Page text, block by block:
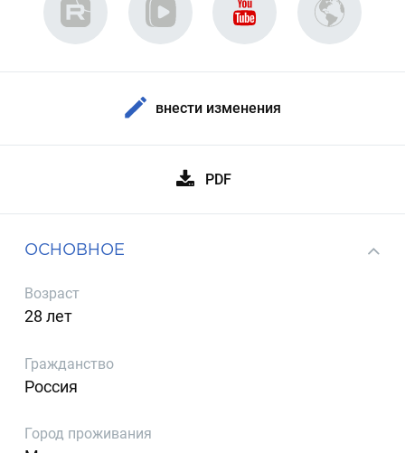
внести изменения
PDF
ОСНОВНОЕ
Возраст
28 лет
Гражданство
Россия
Город проживания